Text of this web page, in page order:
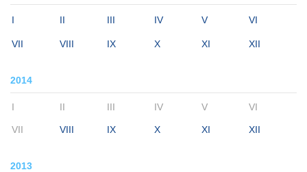
I II III IV V VI
VII VIII IX X XI XII
2014
I II III IV V VI
VII VIII IX X XI XII
2013